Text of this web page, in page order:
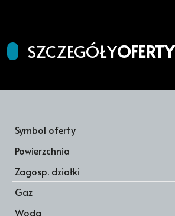
SZCZEGÓŁYOFERTY
Symbol oferty
Powierzchnia
Zagosp. działki
Gaz
Woda